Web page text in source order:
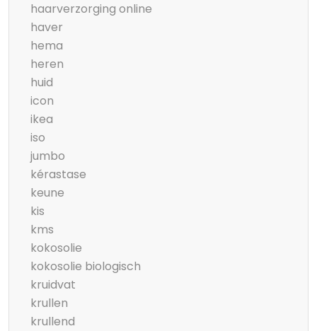
haarverzorging online
haver
hema
heren
huid
icon
ikea
iso
jumbo
kérastase
keune
kis
kms
kokosolie
kokosolie biologisch
kruidvat
krullen
krullend